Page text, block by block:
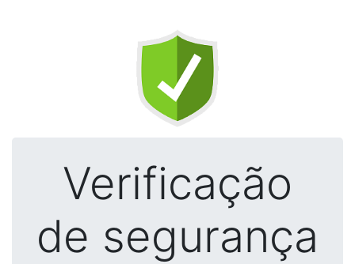
Verificação
de segurança